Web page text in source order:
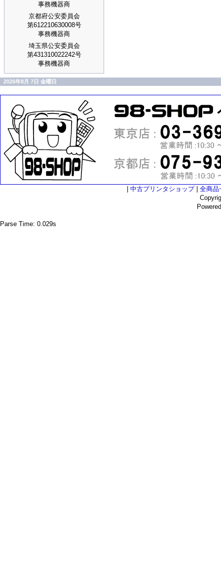
事務機器商
京都府公安委員会
第612210630008号
事務機器商
埼玉県公安委員会
第431310022242号
事務機器商
2026年8月 7日 金曜日
中古プリンタショップ| 全商品
Parse Time: 0.029s